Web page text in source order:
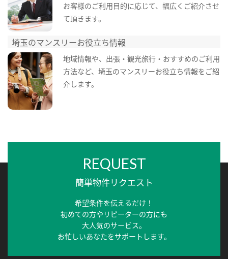
お客様のご利用目的に応じて、幅広くご紹介させ
て頂きます。
埼玉のマンスリーお役立ち情報
地域情報や、出張・観光旅行・おすすめのご利用
方法など、埼玉のマンスリーお役立ち情報をご紹
介します。
REQUEST
簡単物件リクエスト
希望条件を伝えるだけ！
初めての方やリピーターの方にも
大人気のサービス。
お忙しいあなたをサポートします。